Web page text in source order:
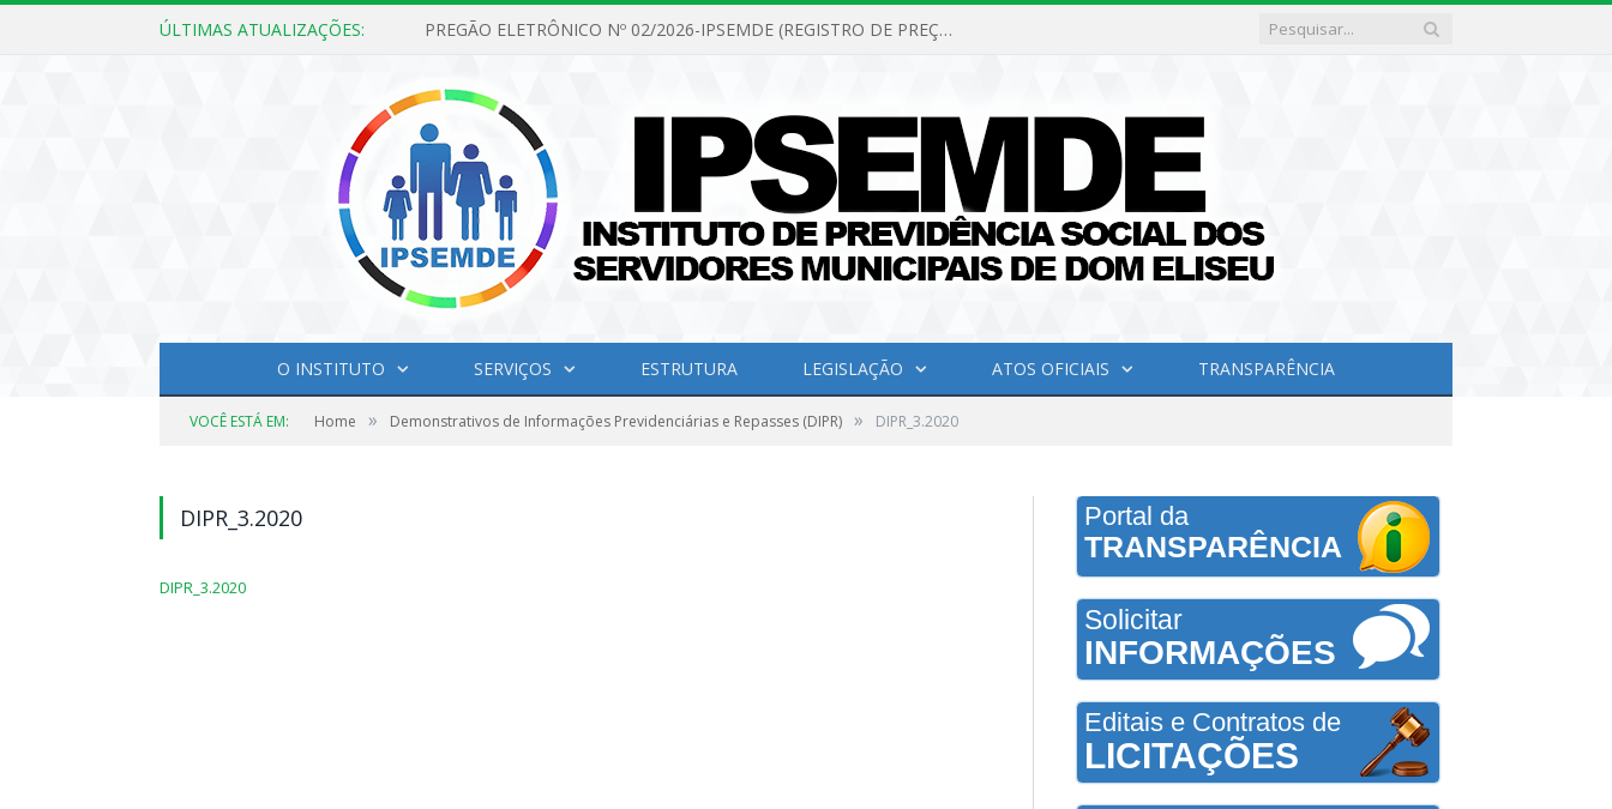
ÚLTIMAS ATUALIZAÇÕES: PREGÃO ELETRÔNICO Nº 02/2026-IPSEMDE (REGISTRO DE PREÇOS PARA FUTURA E EVENTUAL AQUISIÇÃO DE MATERIAL DE LIMPEZA E GÊNEROS ALIMENTÍCIOS PARA ATENDER AS NECESSIDADES DO INSTITUTO DE PREVIDÊNCIA SOCIAL DOS SERVIDORES MUNICIPAIS DE DOM ELISEU.)
O INSTITUTO SERVIÇOS ESTRUTURA LEGISLAÇÃO ATOS OFICIAIS TRANSPARÊNCIA
VOCÊ ESTÁ EM: Home » Demonstrativos de Informações Previdenciárias e Repasses (DIPR) » DIPR_3.2020
DIPR_3.2020
DIPR_3.2020
Portal da
TRANSPARÊNCIA
Solicitar
INFORMAÇÕES
Editais e Contratos de
LICITAÇÕES